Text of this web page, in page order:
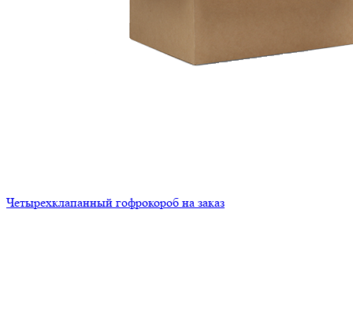
Четырехклапанный гофрокороб на заказ